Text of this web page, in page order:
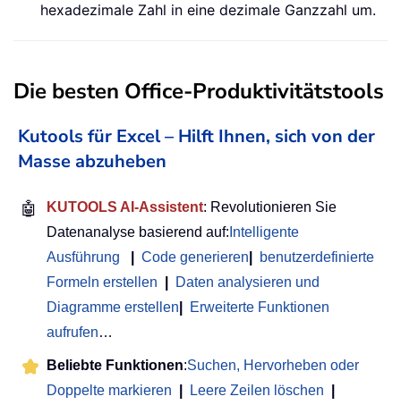
hexadezimale Zahl in eine dezimale Ganzzahl um.
Die besten Office-Produktivitätstools
Kutools für Excel – Hilft Ihnen, sich von der
Masse abzuheben
🤖 KUTOOLS AI-Assistent: Revolutionieren Sie
Datenanalyse basierend auf: Intelligente
Ausführung
Code generieren
benutzerdefinierte
Formeln erstellen
Daten analysieren und
Diagramme erstellen
Erweiterte Funktionen
aufrufen…
Beliebte Funktionen:Suchen, Hervorheben oder
Doppelte markieren
Leere Zeilen löschen